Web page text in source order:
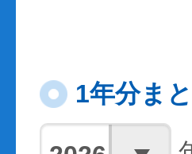
1年分ま